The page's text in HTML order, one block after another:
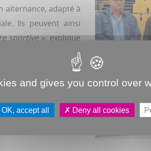
alternance, adapté à
Ils peuvent ainsi
sportive», explique
n’est pas adapté aux
des Gothiques.
joueur le sait, «si on
carrière
à Amiens, c’est
and gives you control over
OK, accept all Deny all cookies